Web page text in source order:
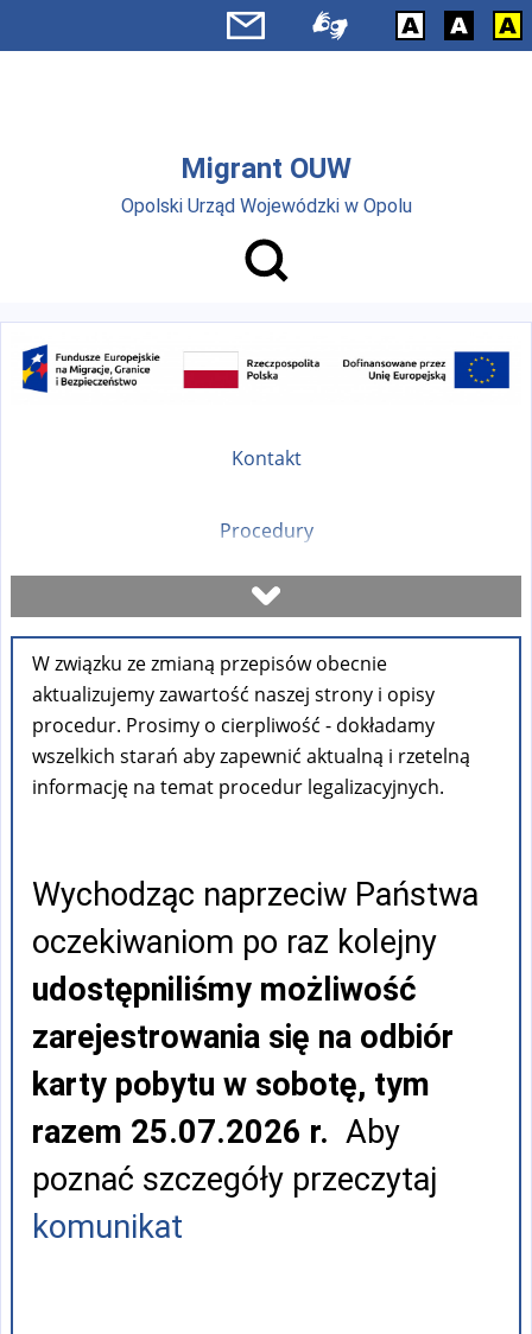
Przejdź do menu głównego
Migrant OUW
Opolski Urząd Wojewódzki w Opolu
Kontakt
Procedury
Umów się na wizytę
Sprawdź stan sprawy
Formularze
FAQ
Pouczenia
W związku ze zmianą przepisów obecnie
aktualizujemy zawartość naszej strony i opisy
procedur. Prosimy o cierpliwość - dokładamy
wszelkich starań aby zapewnić aktualną i rzetelną
informację na temat procedur legalizacyjnych.
Wychodząc naprzeciw Państwa
oczekiwaniom po raz kolejny
udostępniliśmy możliwość
zarejestrowania się na odbiór
karty pobytu w sobotę, tym
razem 25.07.2026 r. Aby
poznać szczegóły przeczytaj
komunikat